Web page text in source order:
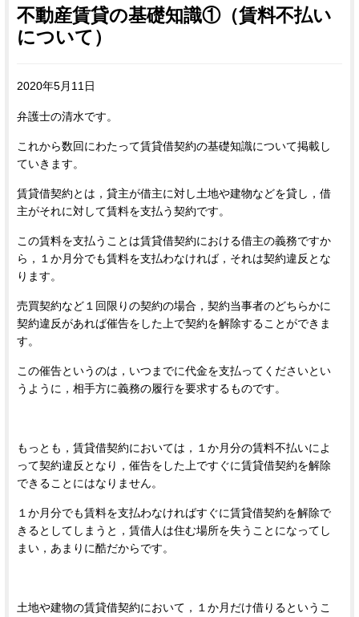
不動産賃貸の基礎知識①（賃料不払い
について）
2020年5月11日
弁護士の清水です。
これから数回にわたって賃貸借契約の基礎知識について掲載し
ていきます。
賃貸借契約とは，貸主が借主に対し土地や建物などを貸し，借
主がそれに対して賃料を支払う契約です。
この賃料を支払うことは賃貸借契約における借主の義務ですか
ら，１か月分でも賃料を支払わなければ，それは契約違反とな
ります。
売買契約など１回限りの契約の場合，契約当事者のどちらかに
契約違反があれば催告をした上で契約を解除することができま
す。
この催告というのは，いつまでに代金を支払ってくださいとい
うように，相手方に義務の履行を要求するものです。
もっとも，賃貸借契約においては，１か月分の賃料不払いによ
って契約違反となり，催告をした上ですぐに賃貸借契約を解除
できることにはなりません。
１か月分でも賃料を支払わなければすぐに賃貸借契約を解除で
きるとしてしまうと，賃借人は住む場所を失うことになってし
まい，あまりに酷だからです。
土地や建物の賃貸借契約において，１か月だけ借りるというこ